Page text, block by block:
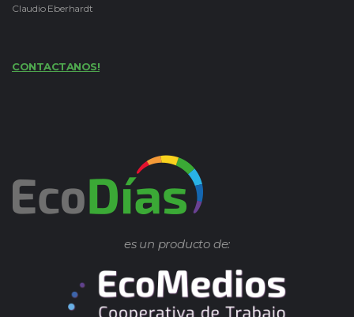
Claudio Eberhardt
CONTACTANOS!
es un producto de: